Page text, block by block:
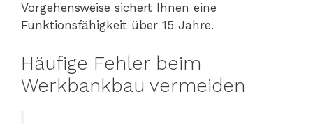
Vorgehensweise sichert Ihnen eine
Funktionsfähigkeit über 15 Jahre.
Häufige Fehler beim
Werkbankbau vermeiden